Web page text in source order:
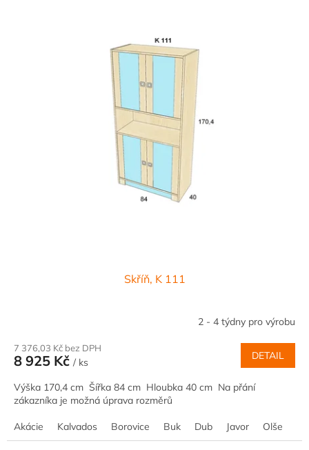
Skříň, K 111
2 - 4 týdny pro výrobu
7 376,03 Kč bez DPH
8 925 Kč / ks
DETAIL
Výška 170,4 cm Šířka 84 cm Hloubka 40 cm Na přání
zákazníka je možná úprava rozměrů
Akácie Kalvados Borovice Buk Dub Javor Olše